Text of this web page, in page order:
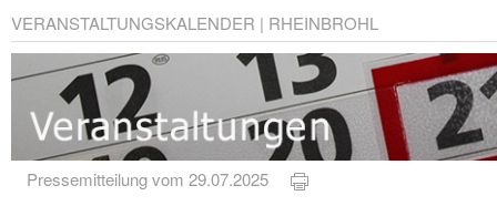
VERANSTALTUNGSKALENDER | RHEINBROHL
Pressemitteilung vom 29.07.2025